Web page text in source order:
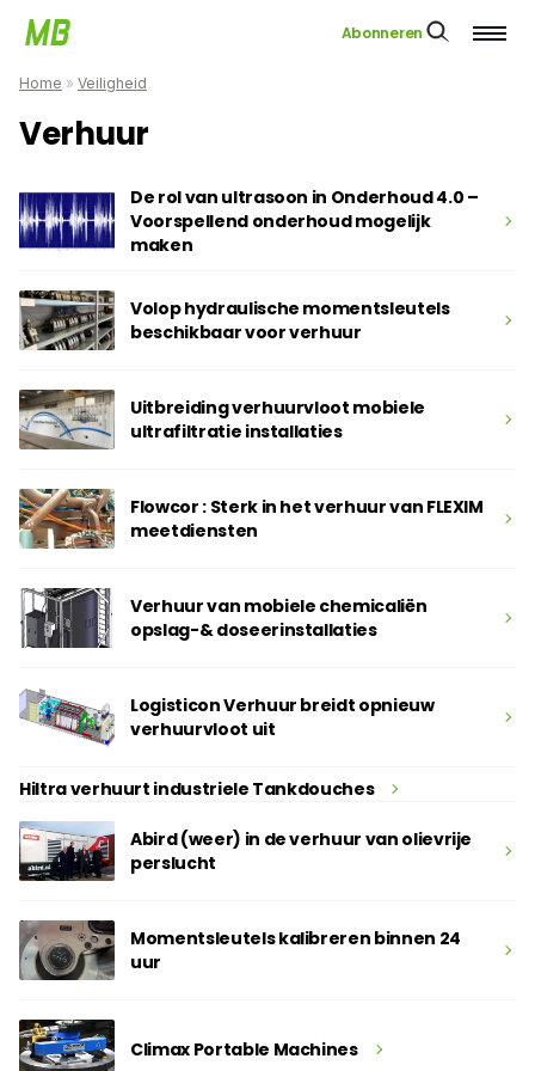
Abonneren
Home » Veiligheid
Verhuur
De rol van ultrasoon in Onderhoud 4.0 –
Voorspellend onderhoud mogelijk
maken
Volop hydraulische momentsleutels
beschikbaar voor verhuur
Uitbreiding verhuurvloot mobiele
ultrafiltratie installaties
Flowcor : Sterk in het verhuur van FLEXIM
meetdiensten
Verhuur van mobiele chemicaliën
opslag-& doseerinstallaties
Logisticon Verhuur breidt opnieuw
verhuurvloot uit
Hiltra verhuurt industriele Tankdouches
Abird (weer) in de verhuur van olievrije
perslucht
Momentsleutels kalibreren binnen 24
uur
Climax Portable Machines